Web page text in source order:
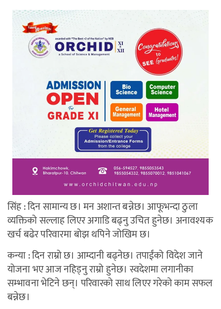
सिंह : दिन सामान्य छ। मन अशान्त बन्नेछ। आफूभन्दा ठुला
व्यक्तिको सल्लाह लिएर अगाडि बढ्नु उचित हुनेछ। अनावश्यक
खर्च बढेर परिवारमा बोझ थपिने जोखिम छ।
कन्या : दिन राम्रो छ। आम्दानी बढ्नेछ। तपाईंको विदेश जाने
योजना भए आज नहिड्नु राम्रो हुनेछ। स्वदेशमा लगानीका
सम्भावना भेटिने छन्। परिवारको साथ लिएर गरेको काम सफल
बन्नेछ।